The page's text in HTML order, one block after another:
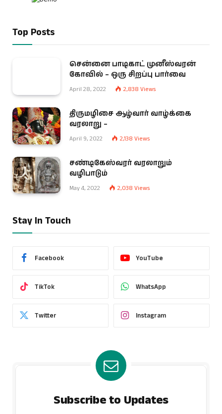
Top Posts
சென்னை பாடிகாட் முனீஸ்வரன்
கோவில் – ஒரு சிறப்பு பார்வை
April 28, 2022 2,838 Views
திருமழிசை ஆழ்வார் வாழ்க்கை
வரலாறு –
April 9, 2022 2,138 Views
சண்டிகேஸ்வரர் வரலாறும்
வழிபாடும்
May 4, 2022 2,038 Views
Stay In Touch
Facebook YouTube
TikTok WhatsApp
Twitter Instagram
Subscribe to Updates